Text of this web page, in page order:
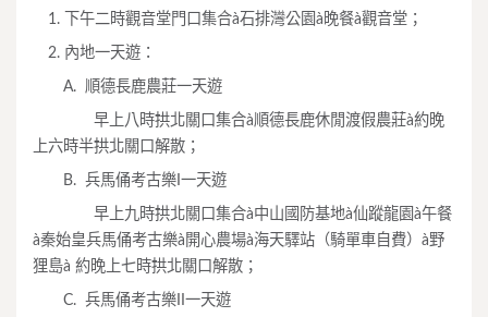
1. 下午二時觀音堂門口集合à石排灣公園à晚餐à觀音堂；
2. 內地一天遊：
A. 順德長鹿農莊一天遊
早上八時拱北關口集合à順德長鹿休閒渡假農莊à約晚
上六時半拱北關口解散；
B. 兵馬俑考古樂I一天遊
早上九時拱北關口集合à中山國防基地à仙蹤龍園à午餐
à秦始皇兵馬俑考古樂à開心農場à海天驛站（騎單車自費）à野
狸島à 約晚上七時拱北關口解散；
C. 兵馬俑考古樂II一天遊